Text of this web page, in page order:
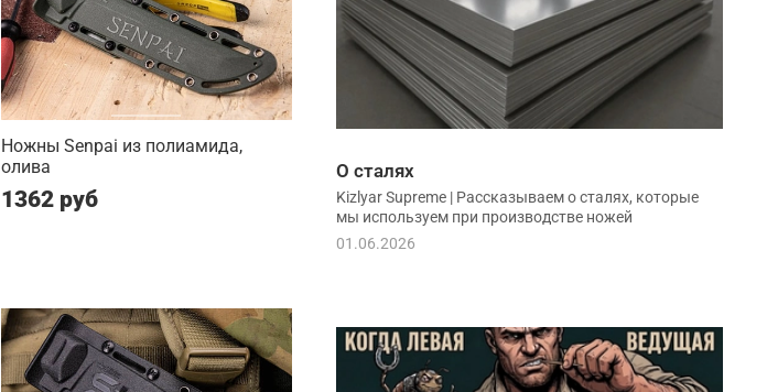
Ножны Senpai из полиамида,
олива
1362 руб
О сталях
Kizlyar Supreme | Рассказываем о сталях, которые
мы используем при производстве ножей
01.06.2026